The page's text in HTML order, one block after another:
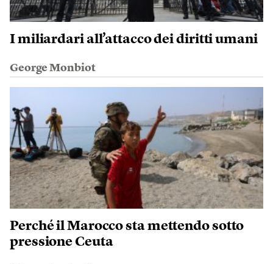
I miliardari all’attacco dei diritti umani
George Monbiot
Perché il Marocco sta mettendo sotto
pressione Ceuta